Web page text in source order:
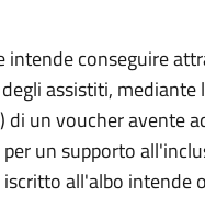
conseguire
assistiti,
un voucher avente
un supporto
all'albo